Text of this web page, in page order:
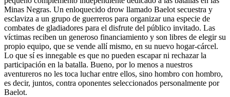
Minas Negras. Un enloquecido drow llamado Baelot secuestra y
esclaviza a un grupo de guerreros para organizar una especie de
combates de gladiadores para el disfrute del público invitado. Las
víctimas reciben un generoso financiamiento y son libres de elegir su
propio equipo, que se vende allí mismo, en su nuevo hogar-cárcel.
Lo que sí es innegable es que no pueden escapar ni rechazar la
participación en la batalla. Bueno, por lo menos a nuestros
aventureros no les toca luchar entre ellos, sino hombro con hombro,
es decir, juntos, contra oponentes seleccionados personalmente por
Baelot.